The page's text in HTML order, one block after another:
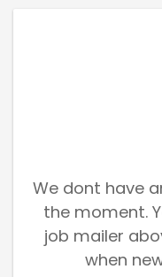
We dont have
the moment.
job mailer
when